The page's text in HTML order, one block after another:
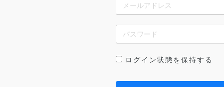
ログイン状態を保持する